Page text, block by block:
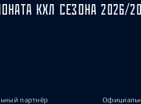
КХЛ СЕЗОНА 2026/
партнёр